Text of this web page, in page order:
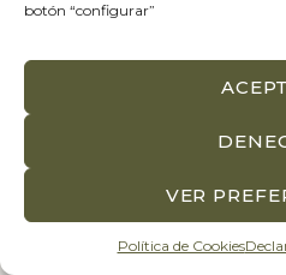
botón “configurar”
VER
Política de Cookies
+34 604